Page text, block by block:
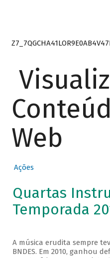
Web
Ações
Quartas
Temporada
A música erudita sempre
BNDES. Em 2010, ganhou